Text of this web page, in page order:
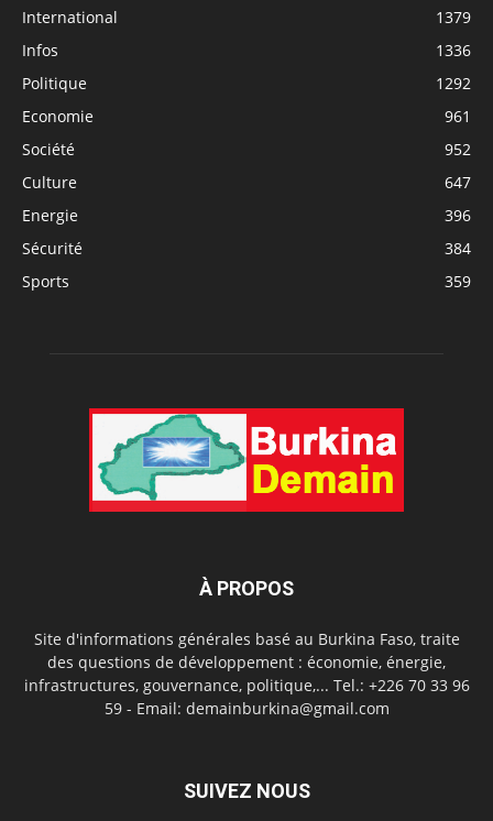
International
1379
Infos
1336
Politique
1292
Economie
961
Société
952
Culture
647
Energie
396
Sécurité
384
Sports
359
À PROPOS
Site d'informations générales basé au Burkina Faso, traite
des questions de développement : économie, énergie,
infrastructures, gouvernance, politique,... Tel.: +226 70 33 96
59 - Email: demainburkina@gmail.com
SUIVEZ NOUS